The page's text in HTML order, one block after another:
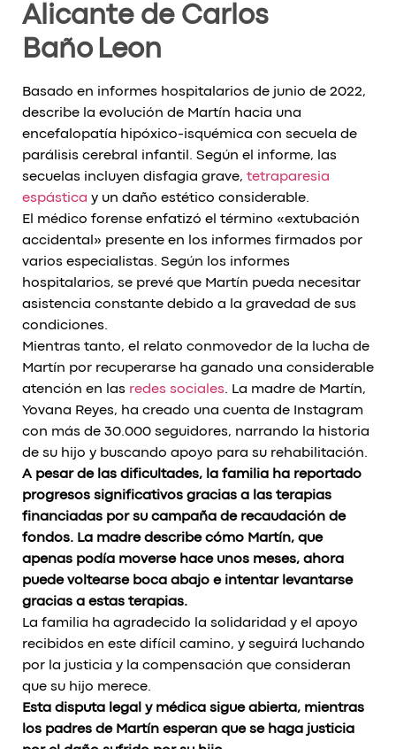
Alicante de Carlos
Baño Leon
Basado en informes hospitalarios de junio de 2022,
describe la evolución de Martín hacia una
encefalopatía hipóxico-isquémica con secuela de
parálisis cerebral infantil. Según el informe, las
secuelas incluyen disfagia grave, tetraparesia
espástica y un daño estético considerable.
El médico forense enfatizó el término «extubación
accidental» presente en los informes firmados por
varios especialistas. Según los informes
hospitalarios, se prevé que Martín pueda necesitar
asistencia constante debido a la gravedad de sus
condiciones.
Mientras tanto, el relato conmovedor de la lucha de
Martín por recuperarse ha ganado una considerable
atención en las redes sociales. La madre de Martín,
Yovana Reyes, ha creado una cuenta de Instagram
con más de 30.000 seguidores, narrando la historia
de su hijo y buscando apoyo para su rehabilitación.
A pesar de las dificultades, la familia ha reportado
progresos significativos gracias a las terapias
financiadas por su campaña de recaudación de
fondos. La madre describe cómo Martín, que
apenas podía moverse hace unos meses, ahora
puede voltearse boca abajo e intentar levantarse
gracias a estas terapias.
La familia ha agradecido la solidaridad y el apoyo
recibidos en este difícil camino, y seguirá luchando
por la justicia y la compensación que consideran
que su hijo merece.
Esta disputa legal y médica sigue abierta, mientras
los padres de Martín esperan que se haga justicia